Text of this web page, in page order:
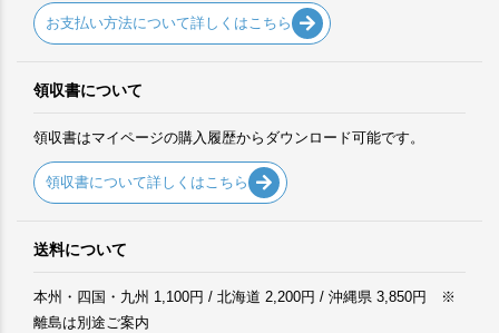
お支払い方法について詳しくはこちら
領収書について
領収書はマイページの購入履歴からダウンロード可能です。
領収書について詳しくはこちら
送料について
本州・四国・九州 1,100円 / 北海道 2,200円 / 沖縄県 3,850円 ※
離島は別途ご案内